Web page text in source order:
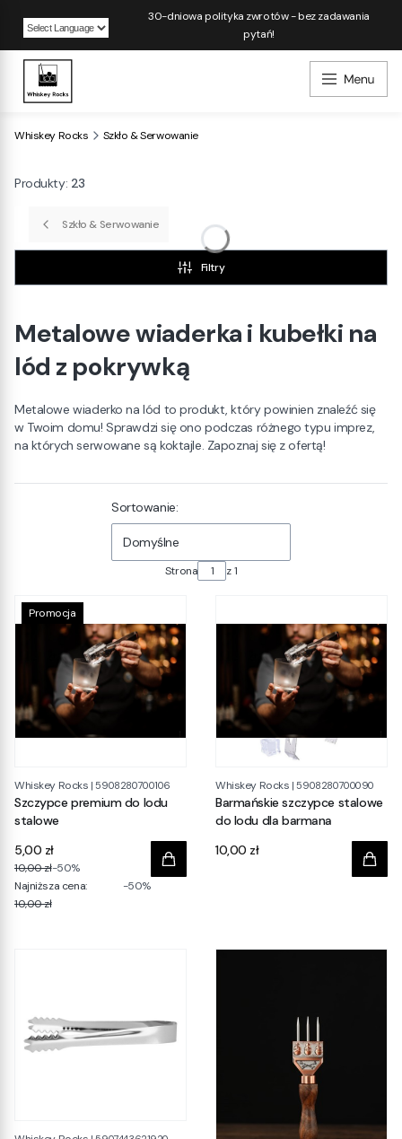
Powered by
30-dniowa polityka zwrotów - bez zadawania
pytań!
Whiskey Rocks Szkło & Serwowanie
Produkty: 23
Szkło & Serwowanie
Filtry
Metalowe wiaderka i kubełki na
lód z pokrywką
Metalowe wiaderko na lód to produkt, który powinien znaleźć się
w Twoim domu! Sprawdzi się ono podczas różnego typu imprez,
na których serwowane są koktajle. Zapoznaj się z ofertą!
Lista produktów
Sortowanie:
Domyślne
Strona z 1
Promocja
Whiskey Rocks |5908280700106
Szczypce premium do lodu
stalowe
5,00 zł
10,00 zł-50%
Najniższa cena:
10,00 zł
-50%
Whiskey Rocks |5908280700090
Barmańskie szczypce stalowe
do lodu dla barmana
Cena
10,00 zł